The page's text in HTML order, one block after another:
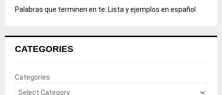
Palabras que terminen en te: Lista y ejemplos en español
CATEGORIES
Categories